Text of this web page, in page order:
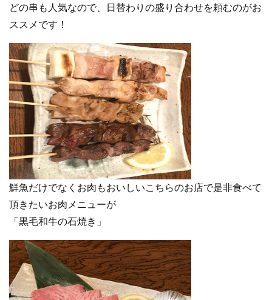
どの串も人気なので、日替わりの盛り合わせを頼むのがお
ススメです！
鮮魚だけでなくお肉もおいしいこちらのお店で是非食べて
頂きたいお肉メニューが
「黒毛和牛の石焼き」